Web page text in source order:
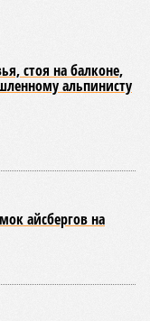
и
эксплуатацию –
на Люблинской
компаний-
2024 года, но
словам дольщиков,
из профильных
обещают сдать к
Но никто при
как эти
регулярно